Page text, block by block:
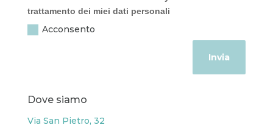
trattamento dei miei dati personali
Acconsento
Invia
Dove siamo
Via San Pietro, 32